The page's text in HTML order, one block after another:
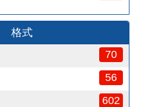
格式
70
56
602